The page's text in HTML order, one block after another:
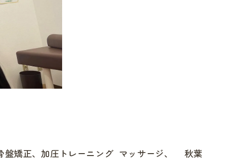
盤矯正、加圧トレーニング マッサージ、 秋葉